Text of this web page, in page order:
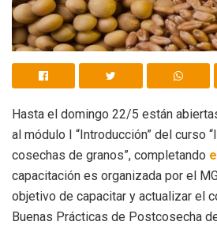
Hasta el domingo 22/5 están
al módulo I “Introducción” del curso
cosechas de granos”, completando
capacitación es organizada por el
objetivo de capacitar y actualizar el
Buenas Prácticas de Postcosecha